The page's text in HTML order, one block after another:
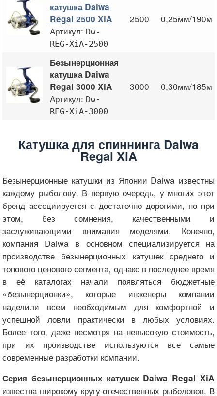
катушка Daiwa
Regal 2500 XiA
Артикул: Dw-
REG-XiA-2500
2500 0,25мм/190м
Безынерционная
катушка Daiwa
Regal 3000 XiA
Артикул: Dw-
REG-XiA-3000
3000 0,30мм/185м
Катушка для спиннинга Daiwa
Regal XiA
Безынерционные катушки из Японии Daiwa известны
каждому рыболову. В первую очередь, у многих этот
бренд ассоциируется с достаточно дорогими, но при
этом, без сомнения, качественными и
заслуживающими внимания моделями. Конечно,
компания Daiwa в основном специализируется на
производстве безынерционных катушек среднего и
топового ценового сегмента, однако в последнее время
в её каталогах начали появляться бюджетные
«безынерционки», которые инженеры компании
наделили всем необходимым для комфортной и
успешной ловли практически в любых условиях.
Более того, даже несмотря на невысокую стоимость,
при их производстве используются все самые
современные разработки компании.
Серия безынерционных катушек Daiwa Regal XiA
известна широкому кругу отечественных рыболовов. В